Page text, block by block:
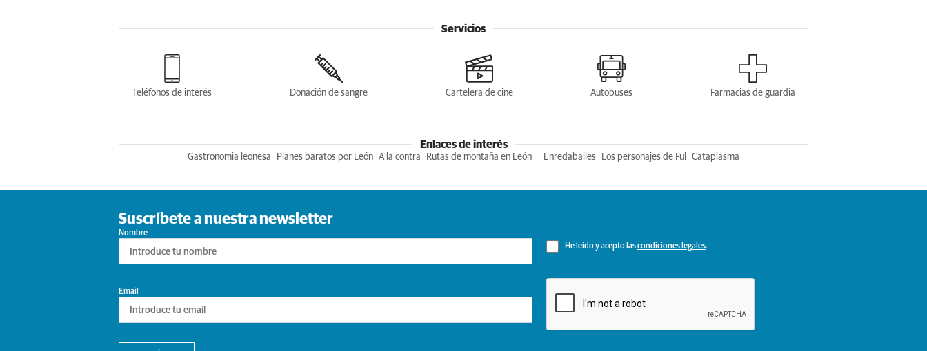
Servicios
Teléfonos de interés Donación de sangre Cartelera de cine Autobuses Farmacias de guardia
Enlaces de interés
Gastronomia leonesa Planes baratos por León A la contra Rutas de montaña en León Enredabailes Los personajes de Ful Cataplasma
Suscríbete a nuestra newsletter
Nombre
He leído y acepto lascondiciones legales.
Email